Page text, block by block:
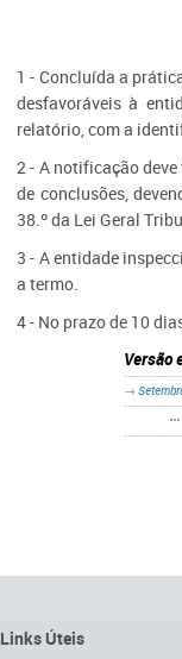
1 - Concluída a
desfavoráveis à
relatório, com a
2 - A notificação
de conclusões,
38.º da Lei Geral
3 - A entidade
a termo.
4 - No prazo de 10
Versão
→
•••
Links Úteis